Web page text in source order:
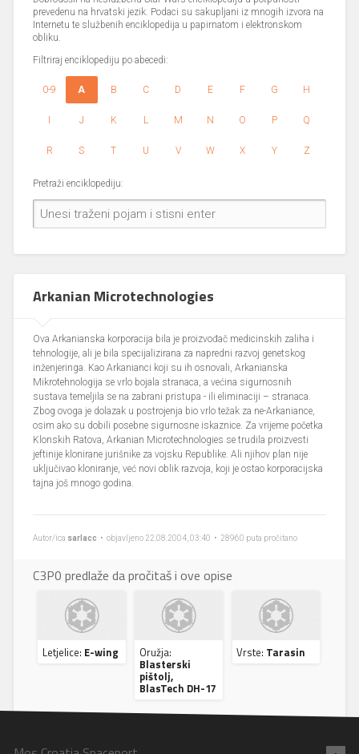
prevedenu na hrvatski jezik. Podaci su sakupljani iz mnogih izvora na
Internetu te službenih enciklopedija u papirnatom i elektronskom
obliku.
Filtriraj enciklopediju po abecedi:
0-9 A B C D E F G H
I J K L M N O P Q
R S T U V W X Y Z
Pretraži enciklopediju:
Arkanian Microtechnologies
Ova Arkanianska korporacija bila je proizvođač medicinskih zaliha i
tehnologije, ali je bila specijalizirana za napredni razvoj genetskog
inženjeringa. Kao Arkanianci koji su ih osnovali, Arkanianska
Mikrotehnologija se vrlo bojala stranaca, a većina sigurnosnih
sustava temeljila se na zabrani pristupa - ili eliminaciji – stranaca.
Zbog ovoga je dolazak u postrojenja bio vrlo težak za ne-Arkaniance,
osim ako su dobili posebne sigurnosne iskaznice. Za vrijeme početka
Klonskih Ratova, Arkanian Microtechnologies se trudila proizvesti
jeftinije klonirane jurišnike za vojsku Republike. Ali njihov plan nije
uključivao kloniranje, već novi oblik razvoja, koji je ostao korporacijska
tajna još mnogo godina.
Autor/ica sarlacc • objavljeno 22.08.2004, 03:40 • 28960 puta pročitano
C3P0 predlaže da pročitaš i ove opise
Letjelice: E-wing Oružja:
Blasterski
pištolj,
BlasTech DH-17
Vrste: Tarasin